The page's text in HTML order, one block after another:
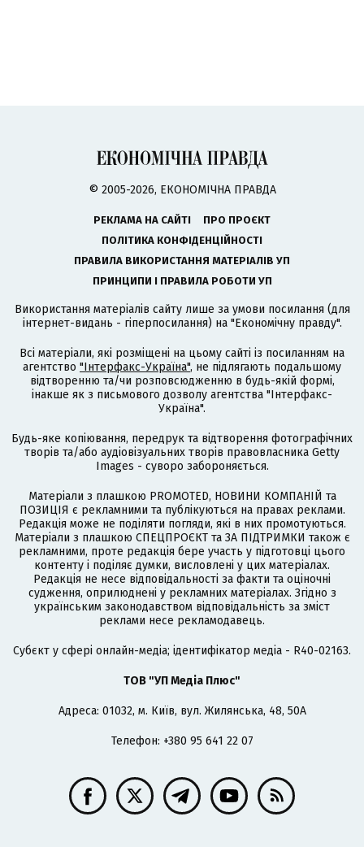
© 2005-2026, ЕКОНОМІЧНА ПРАВДА
РЕКЛАМА НА САЙТІ
ПРО ПРОЄКТ
ПОЛІТИКА КОНФІДЕНЦІЙНОСТІ
ПРАВИЛА ВИКОРИСТАННЯ МАТЕРІАЛІВ УП
ПРИНЦИПИ І ПРАВИЛА РОБОТИ УП
Використання матеріалів сайту лише за умови посилання (для
інтернет-видань - гіперпосилання) на "Економічну правду".
Всі матеріали, які розміщені на цьому сайті із посиланням на
агентство "Інтерфакс-Україна", не підлягають подальшому
відтворенню та/чи розповсюдженню в будь-якій формі,
інакше як з письмового дозволу агентства "Інтерфакс-
Україна".
Будь-яке копіювання, передрук та відтворення фотографічних
творів та/або аудіовізуальних творів правовласника Getty
Images - суворо забороняється.
Матеріали з плашкою PROMOTED, НОВИНИ КОМПАНІЙ та
ПОЗИЦІЯ є рекламними та публікуються на правах реклами.
Редакція може не поділяти погляди, які в них промотуються.
Матеріали з плашкою СПЕЦПРОЄКТ та ЗА ПІДТРИМКИ також є
рекламними, проте редакція бере участь у підготовці цього
контенту і поділяє думки, висловлені у цих матеріалах.
Редакція не несе відповідальності за факти та оціночні
судження, оприлюднені у рекламних матеріалах. Згідно з
українським законодавством відповідальність за зміст
реклами несе рекламодавець.
Cубєкт у сфері онлайн-медіа; ідентифікатор медіа - R40-02163.
ТОВ "УП Медіа Плюс"
Адреса: 01032, м. Київ, вул. Жилянська, 48, 50А
Телефон: +380 95 641 22 07